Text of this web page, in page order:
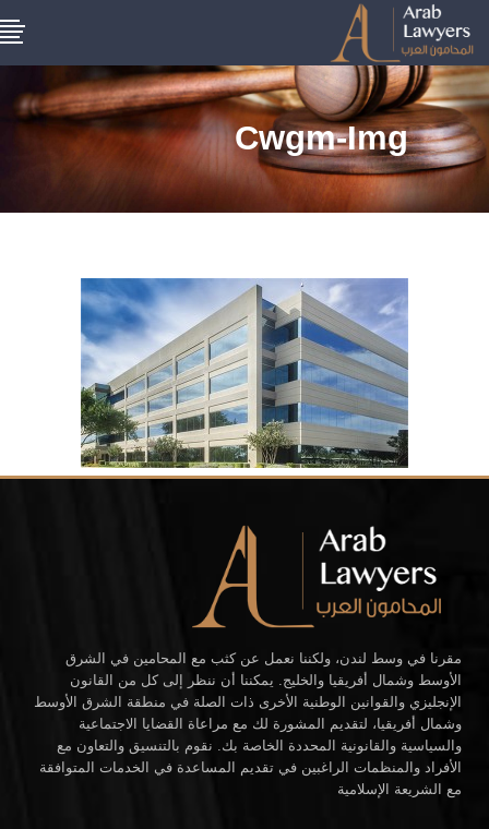
Cwgm-Img
مقرنا في وسط لندن، ولكننا نعمل عن كثب مع المحامين في الشرق
الأوسط وشمال أفريقيا والخليج. يمكننا أن ننظر إلى كل من القانون
الإنجليزي والقوانين الوطنية الأخرى ذات الصلة في منطقة الشرق الأوسط
وشمال أفريقيا، لتقديم المشورة لك مع مراعاة القضايا الاجتماعية
والسياسية والقانونية المحددة الخاصة بك. نقوم بالتنسيق والتعاون مع
الأفراد والمنظمات الراغبين في تقديم المساعدة في الخدمات المتوافقة
مع الشريعة الإسلامية